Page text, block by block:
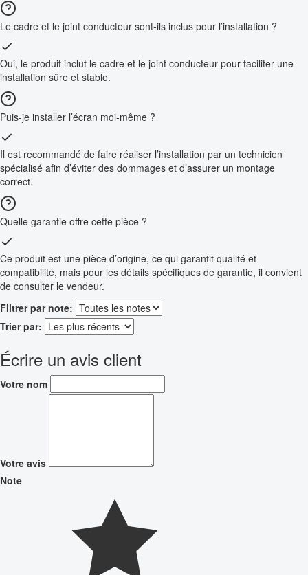
Le cadre et le joint conducteur sont-ils inclus pour l’installation ?
Oui, le produit inclut le cadre et le joint conducteur pour faciliter une
installation sûre et stable.
Puis-je installer l’écran moi-même ?
Il est recommandé de faire réaliser l’installation par un technicien
spécialisé afin d’éviter des dommages et d’assurer un montage
correct.
Quelle garantie offre cette pièce ?
Ce produit est une pièce d’origine, ce qui garantit qualité et
compatibilité, mais pour les détails spécifiques de garantie, il convient
de consulter le vendeur.
Filtrer par note:
Trier par:
Écrire un avis client
Votre nom
Votre avis
Note